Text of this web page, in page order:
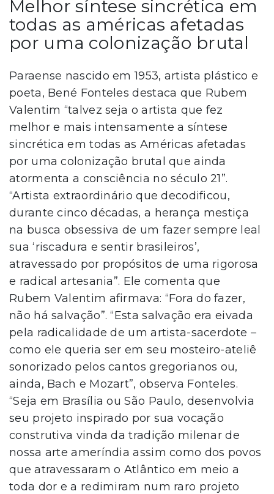
Melhor síntese sincrética em
todas as américas afetadas
por uma colonização brutal
Paraense nascido em 1953, artista plástico e
poeta, Bené Fonteles destaca que Rubem
Valentim “talvez seja o artista que fez
melhor e mais intensamente a síntese
sincrética em todas as Américas afetadas
por uma colonização brutal que ainda
atormenta a consciência no século 21”.
“Artista extraordinário que decodificou,
durante cinco décadas, a herança mestiça
na busca obsessiva de um fazer sempre leal
sua ‘riscadura e sentir brasileiros’,
atravessado por propósitos de uma rigorosa
e radical artesania”. Ele comenta que
Rubem Valentim afirmava: “Fora do fazer,
não há salvação”. “Esta salvação era eivada
pela radicalidade de um artista-sacerdote –
como ele queria ser em seu mosteiro-ateliê
sonorizado pelos cantos gregorianos ou,
ainda, Bach e Mozart”, observa Fonteles.
“Seja em Brasília ou São Paulo, desenvolvia
seu projeto inspirado por sua vocação
construtiva vinda da tradição milenar de
nossa arte ameríndia assim como dos povos
que atravessaram o Atlântico em meio a
toda dor e a redimiram num raro projeto